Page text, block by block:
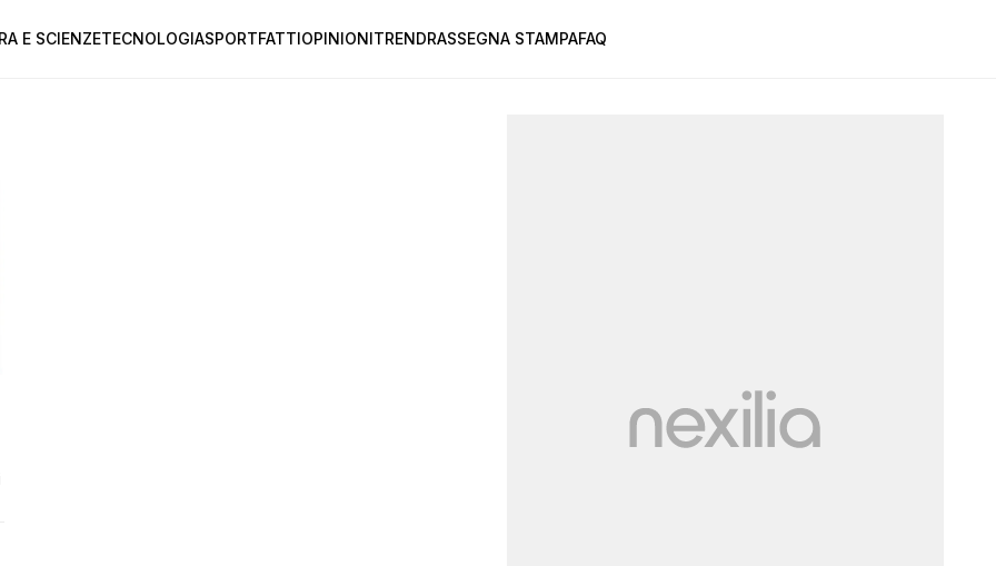
E SCIENZETECNOLOGIASPORTFATTIOPINIONITRENDRASSEGNA STAMPAFAQ